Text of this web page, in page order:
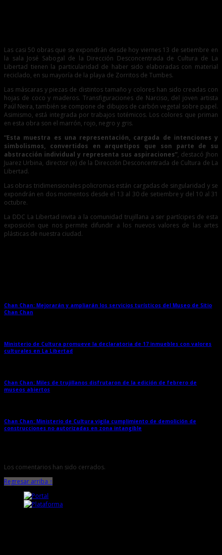
Las casi 50 obras que se expondrán desde hoy viernes 13 de setiembre en
la sala José Sabogal de la Dirección Desconcentrada de Cultura de La
Libertad tienen la particularidad de haber sido elaboradas con material
reciclado, en su mayoría de la playa de Zorritos de Tumbes.
Las máscaras y piezas de distintos tamaño y colores han sido creadas con
hojas de coco y maderos. Transfiguraciones de Narciso, del joven artista
Paúl Neira, también se compone de dibujos de carbón vegetal sobre papel.
Asimismo, está integrada por trabajos totémicos. Los colores que priman
en esta obra son el marrón, rojo, negro y gris.
“Esta muestra es una representación, cargada de intenciones y
simbolismos, convertidos en arquetipos que son parte de su
abstracción individual y representa sus aspiraciones”, destacó Jhon
Juarez Urbina, director (e) de la Dirección Desconcentrada de Cultura de La
Libertad.
Las obras tridimensionales policromas están cargadas de singularidad y se
expondrán en dos momentos desde el 13 al 30 de setiembre y del 10 al 31
octubre.
La DDC La Libertad invita a la comunidad trujillana a ser partícipes de esta
exposición que nos permite difundir a los nuevos valores de las artes
plásticas de nuestra ciudad.
Chan Chan: Mejorarán y ampliarán los servicios turísticos del Museo de Sitio
Chan Chan
Ministerio de Cultura promueve la declaratoria de 17 inmuebles con valores
culturales en La Libertad
Chan Chan: Miles de trujillanos disfrutaron de la edición de febrero de
museos abiertos
Chan Chan: Ministerio de Cultura vigila cumplimiento de demolición de
construcciones no autorizadas en zona intangible
Los comentarios han sido cerrados.
Regresar arriba ↑